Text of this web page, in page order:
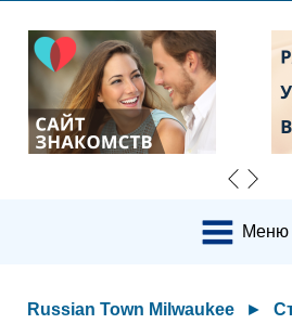
Меню
Russian Town Milwaukee ►